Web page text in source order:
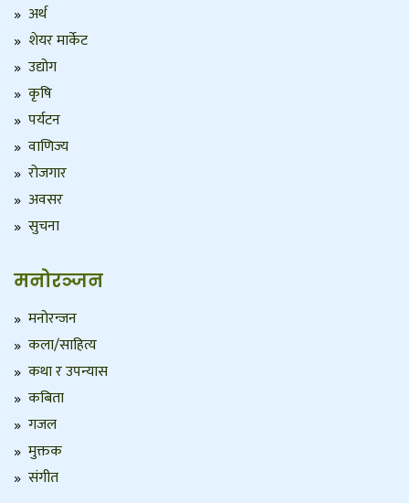
अर्थ
शेयर मार्केट
उद्योग
कृषि
पर्यटन
वाणिज्य
रोजगार
अवसर
सुचना
मनोरञ्जन
मनोरन्जन
कला/साहित्य
कथा र उपन्यास
कबिता
गजल
मुक्तक
संगीत